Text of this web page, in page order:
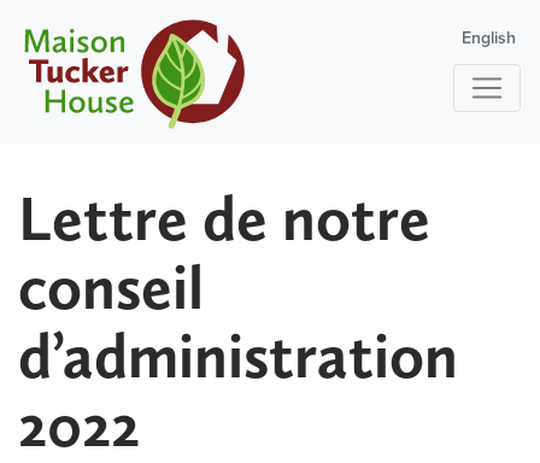
English
Lettre de notre
conseil
d’administration
2022